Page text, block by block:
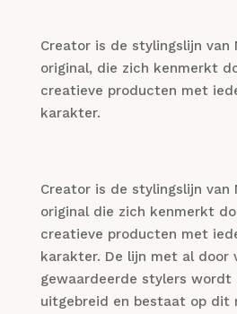
Creator is de stylingslijn van
original, die zich kenmerkt
creatieve producten met
karakter.
Creator is de stylingslijn van
original die zich kenmerkt
creatieve producten met
karakter. De lijn met al door
gewaardeerde stylers wordt
uitgebreid en bestaat op dit